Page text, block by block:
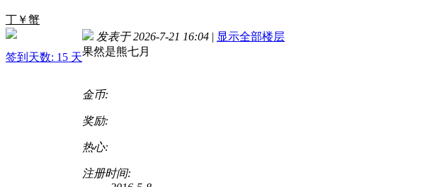
丁￥蟹
签到天数: 15 天
发表于 2026-7-21 16:04 | 显示全部楼层
果然是熊七月
金币:
奖励:
热心:
注册时间: